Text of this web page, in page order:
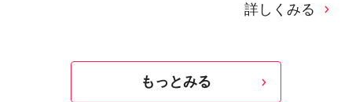
詳しくみる
もっとみる